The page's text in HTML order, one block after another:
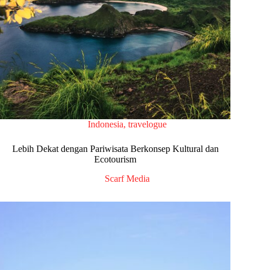
Indonesia, travelogue
Lebih Dekat dengan Pariwisata Berkonsep Kultural dan
Ecotourism
Scarf Media